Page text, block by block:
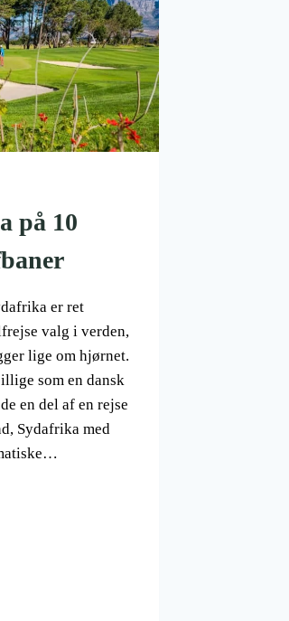
på 10
er ret
valg i verden,
lige om hjørnet.
som en dansk
en del af en rejse
Sydafrika med